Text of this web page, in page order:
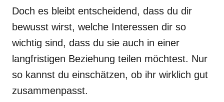
Doch es bleibt entscheidend, dass du dir
bewusst wirst, welche Interessen dir so
wichtig sind, dass du sie auch in einer
langfristigen Beziehung teilen möchtest. Nur
so kannst du einschätzen, ob ihr wirklich gut
zusammenpasst.